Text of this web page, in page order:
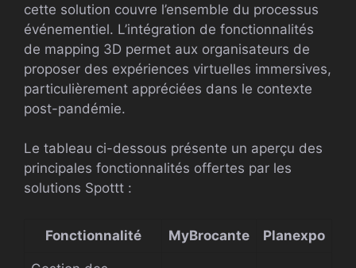
cette solution couvre l’ensemble du processus
événementiel. L’intégration de fonctionnalités
de mapping 3D permet aux organisateurs de
proposer des expériences virtuelles immersives,
particulièrement appréciées dans le contexte
post-pandémie.
Le tableau ci-dessous présente un aperçu des
principales fonctionnalités offertes par les
solutions Spottt :
Fonctionnalité MyBrocante Planexpo